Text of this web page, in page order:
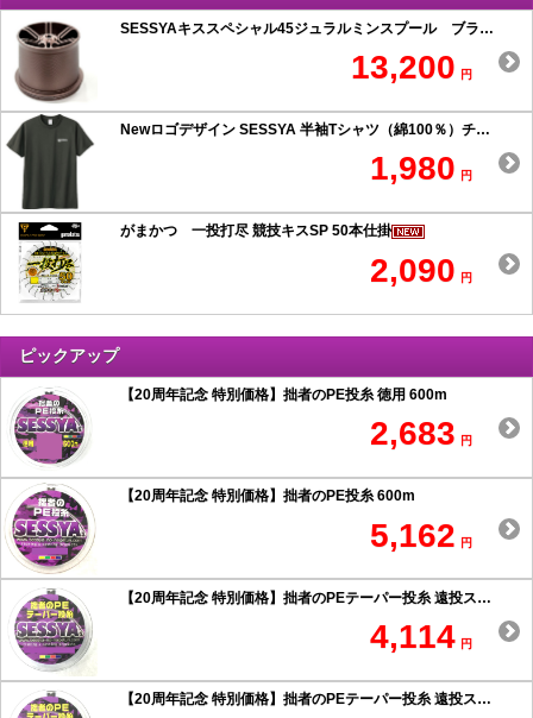
SESSYAキススペシャル45ジュラルミンスプール ブラウン
13,200 円
Newロゴデザイン SESSYA 半袖Tシャツ（綿100％）チャコール
1,980 円
がまかつ 一投打尽 競技キスSP 50本仕掛
2,090 円
ピックアップ
【20周年記念 特別価格】拙者のPE投糸 徳用 600m
2,683 円
【20周年記念 特別価格】拙者のPE投糸 600m
5,162 円
【20周年記念 特別価格】拙者のPEテーパー投糸 遠投スペシャル 0.6号以上
4,114 円
【20周年記念 特別価格】拙者のPEテーパー投糸 遠投スペシャル 0.5号以下